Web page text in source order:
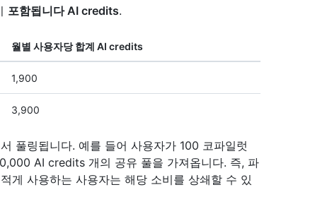
포함됩니다 AI credits.
월별 사용자당 합계 AI credits
1,900
3,900
풀링됩니다. 예를 들어 사용자가 100 코파일럿
AI credits 개의 공유 풀을 가져옵니다. 즉, 파
게 사용하는 사용자는 해당 소비를 상쇄할 수 있